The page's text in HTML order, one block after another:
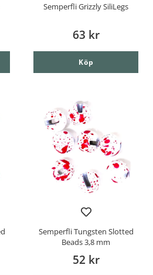
Semperfli Grizzly SiliLegs
63 kr
Köp
Semperfli Tungsten Slotted
Beads 3,8 mm
52 kr